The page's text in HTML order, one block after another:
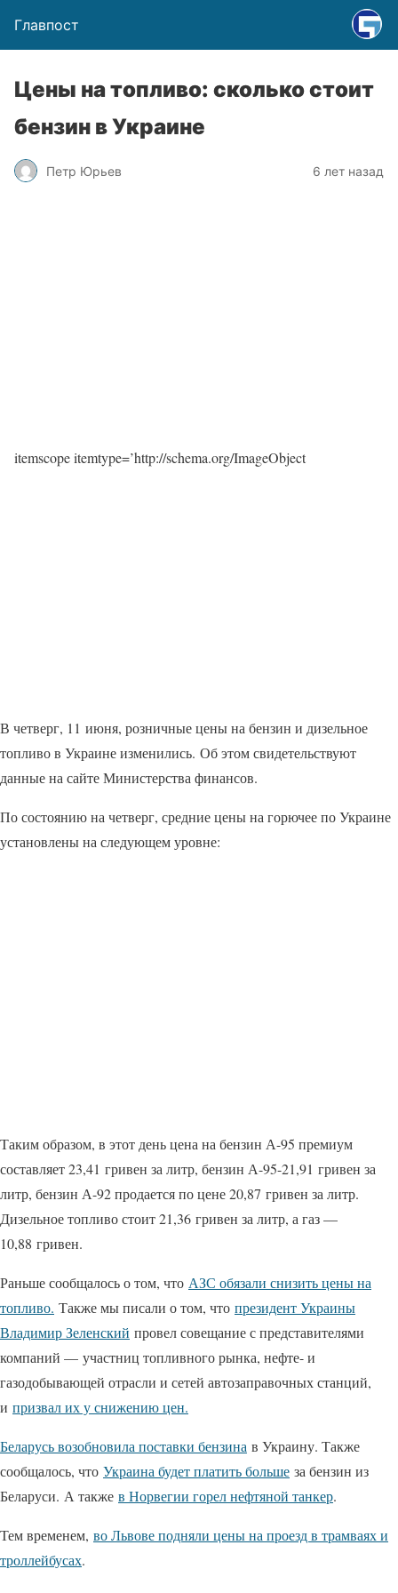
Главпост
Цены на топливо: сколько стоит
бензин в Украине
Петр Юрьев 6 лет назад
itemscope itemtype=’http://schema.org/ImageObject
В четверг, 11 июня, розничные цены на бензин и дизельное
топливо в Украине изменились. Об этом свидетельствуют
данные на сайте Министерства финансов.
По состоянию на четверг, средние цены на горючее по Украине
установлены на следующем уровне:
Таким образом, в этот день цена на бензин А-95 премиум
составляет 23,41 гривен за литр, бензин А-95-21,91 гривен за
литр, бензин А-92 продается по цене 20,87 гривен за литр.
Дизельное топливо стоит 21,36 гривен за литр, а газ —
10,88 гривен.
Раньше сообщалось о том, что АЗС обязали снизить цены на
топливо. Также мы писали о том, что президент Украины
Владимир Зеленский провел совещание с представителями
компаний — участниц топливного рынка, нефте- и
газодобывающей отрасли и сетей автозаправочных станций,
и призвал их у снижению цен.
Беларусь возобновила поставки бензина в Украину. Также
сообщалось, что Украина будет платить больше за бензин из
Беларуси. А также в Норвегии горел нефтяной танкер.
Тем временем, во Львове подняли цены на проезд в трамваях и
троллейбусах.